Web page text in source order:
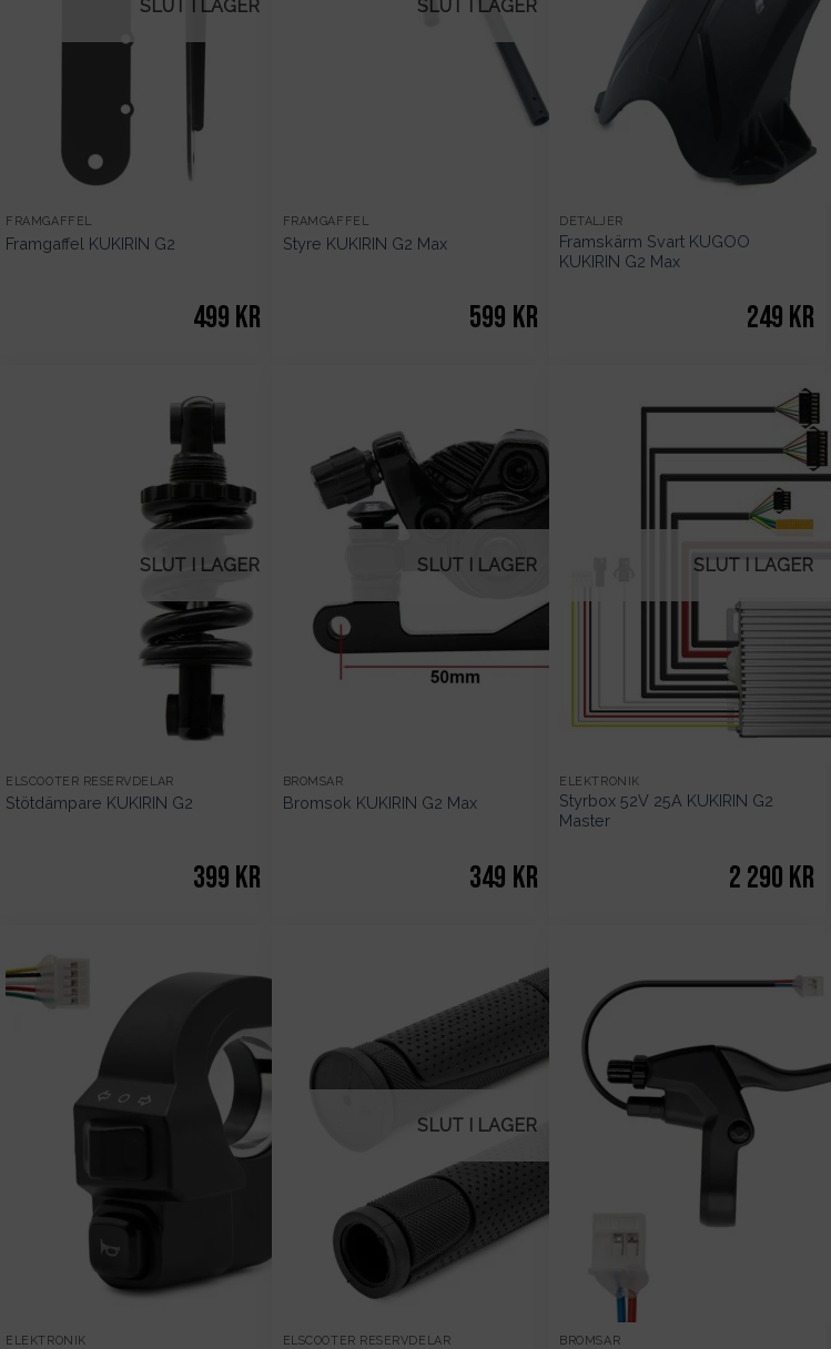
SLUT I LAGER
FRAMGAFFEL
Framgaffel KUKIRIN G2
499 kr
SLUT I LAGER
FRAMGAFFEL
Styre KUKIRIN G2 Max
599 kr
DETALJER
Framskärm Svart KUGOO
KUKIRIN G2 Max
249 kr
SLUT I LAGER
ELSCOOTER RESERVDELAR
Stötdämpare KUKIRIN G2
399 kr
SLUT I LAGER
BROMSAR
Bromsok KUKIRIN G2 Max
349 kr
SLUT I LAGER
ELEKTRONIK
Styrbox 52V 25A KUKIRIN G2
Master
2 290 kr
ELEKTRONIK
SLUT I LAGER
ELSCOOTER RESERVDELAR BROMSAR